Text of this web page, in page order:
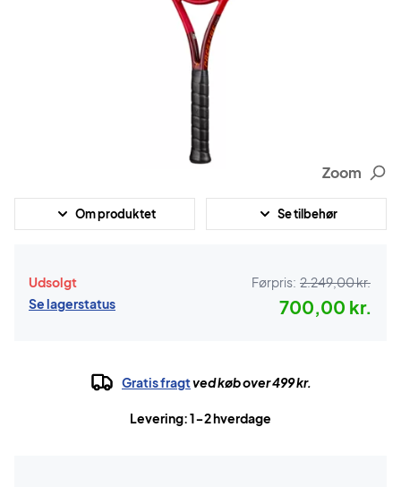
Zoom
Om produktet Se tilbehør
Udsolgt
Se lagerstatus
Førpris: 2.249,00 kr.
700,00 kr.
Gratis fragtved køb over 499 kr.
Levering: 1-2 hverdage